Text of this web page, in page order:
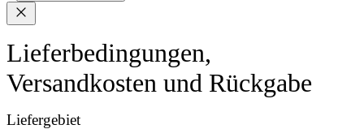
Lieferbedingungen,
Versandkosten und Rückgabe
Liefergebiet